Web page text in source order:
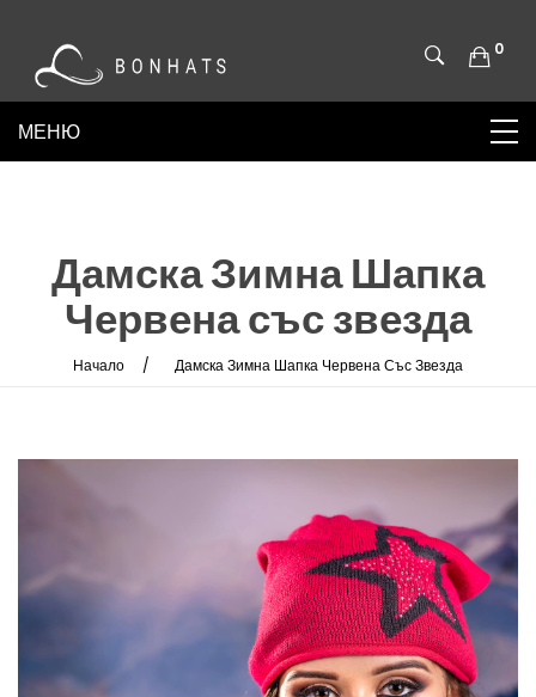
0
Дамска Зимна Шапка
Червена със звезда
Начало Дамска Зимна Шапка Червена Със Звезда